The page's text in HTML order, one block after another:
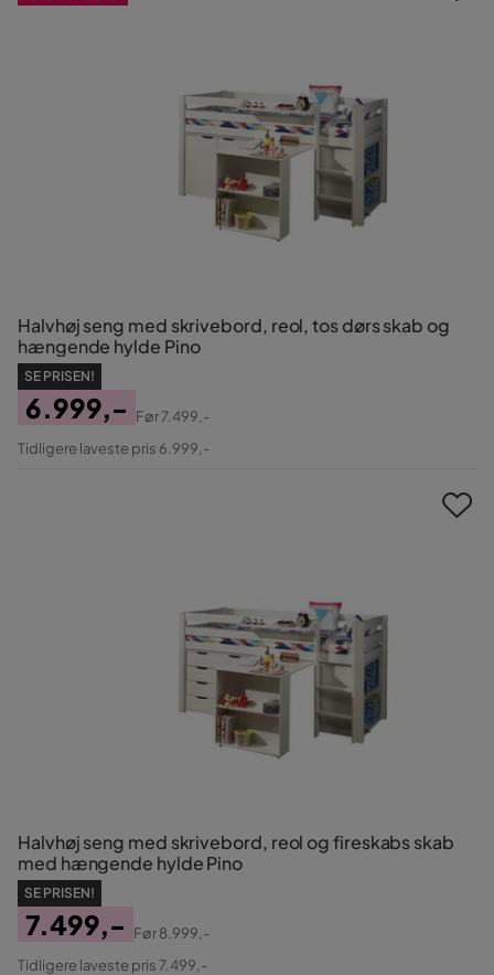
Halvhøj seng med skrivebord, reol, tos dørs skab og
hængende hylde Pino
SE PRISEN!
Pris
6.999,-
Original
Før7.499,-
Tidligere laveste pris 6.999,-
Halvhøj seng med skrivebord, reol og fireskabs skab
med hængende hylde Pino
SE PRISEN!
Pris
7.499,-
Original
Før8.999,-
Tidligere laveste pris 7.499,-